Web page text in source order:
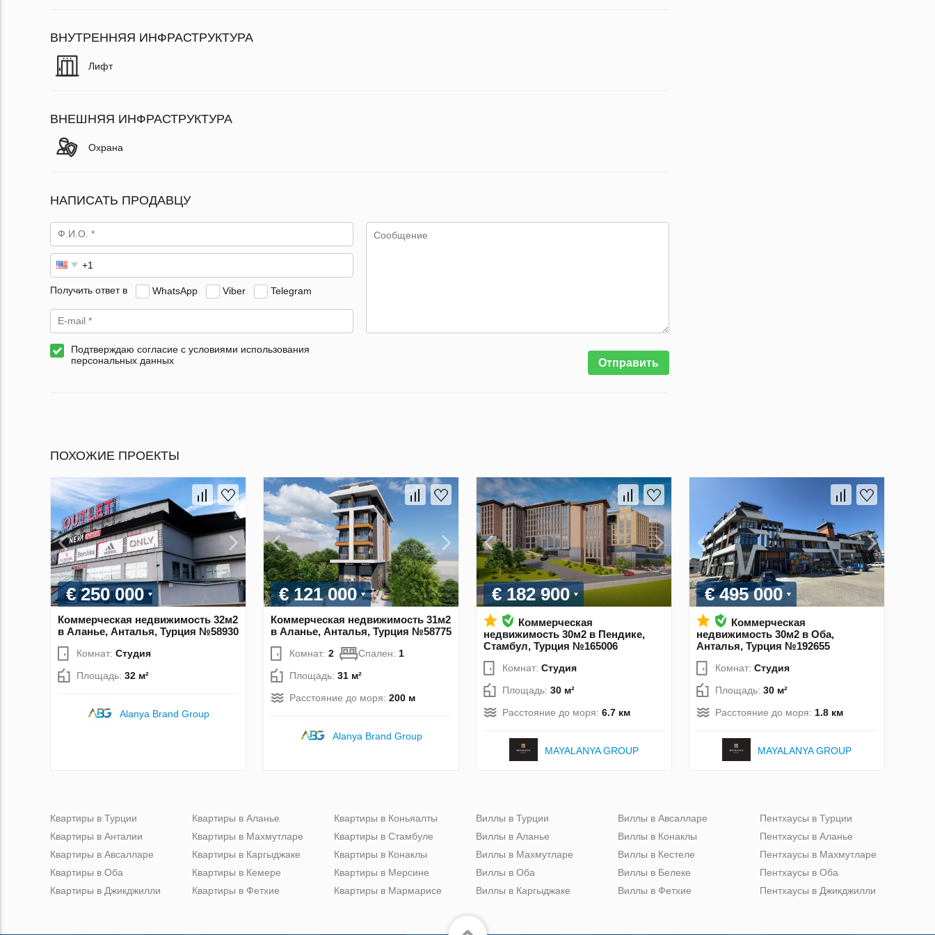
ВНУТРЕННЯЯ ИНФРАСТРУКТУРА
Лифт
ВНЕШНЯЯ ИНФРАСТРУКТУРА
Охрана
НАПИСАТЬ ПРОДАВЦУ
Получить ответ в WhatsApp Viber Telegram
Подтверждаю согласие с условиями использования
персональных данных
Отправить
ПОХОЖИЕ ПРОЕКТЫ
€ 250 000
Коммерческая недвижимость 32м2
в Аланье, Анталья, Турция №58930
Комнат: Студия
Площадь: 32 м²
Alanya Brand Group
€ 121 000
Коммерческая недвижимость 31м2
в Аланье, Анталья, Турция №58775
Комнат: 2 Спален: 1
Площадь: 31 м²
Расстояние до моря: 200 м
Alanya Brand Group
€ 182 900
Коммерческая
недвижимость 30м2 в Пендике,
Стамбул, Турция №165006
Комнат: Студия
Площадь: 30 м²
Расстояние до моря: 6.7 км
MAYALANYA GROUP
€ 495 000
Коммерческая
недвижимость 30м2 в Оба,
Анталья, Турция №192655
Комнат: Студия
Площадь: 30 м²
Расстояние до моря: 1.8 км
MAYALANYA GROUP
Квартиры в Турции
Квартиры в Анталии
Квартиры в Авсалларе
Квартиры в Оба
Квартиры в Джикджилли
Квартиры в Аланье
Квартиры в Махмутларе
Квартиры в Каргыджаке
Квартиры в Кемере
Квартиры в Фетхие
Квартиры в Коньяалты
Квартиры в Стамбуле
Квартиры в Конаклы
Квартиры в Мерсине
Квартиры в Мармарисе
Виллы в Турции
Виллы в Аланье
Виллы в Махмутларе
Виллы в Оба
Виллы в Каргыджаке
Виллы в Авсалларе
Виллы в Конаклы
Виллы в Кестеле
Виллы в Белеке
Виллы в Фетхие
Пентхаусы в Турции
Пентхаусы в Аланье
Пентхаусы в Махмутларе
Пентхаусы в Оба
Пентхаусы в Джикджилли